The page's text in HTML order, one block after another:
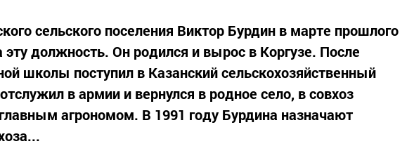
сельского поселения Виктор Бурдин в марте прошлого
эту должность. Он родился и вырос в Коргузе. После
школы поступил в Казанский сельскохозяйственный
в армии и вернулся в родное село, в совхоз
агрономом. В 1991 году Бурдина назначают